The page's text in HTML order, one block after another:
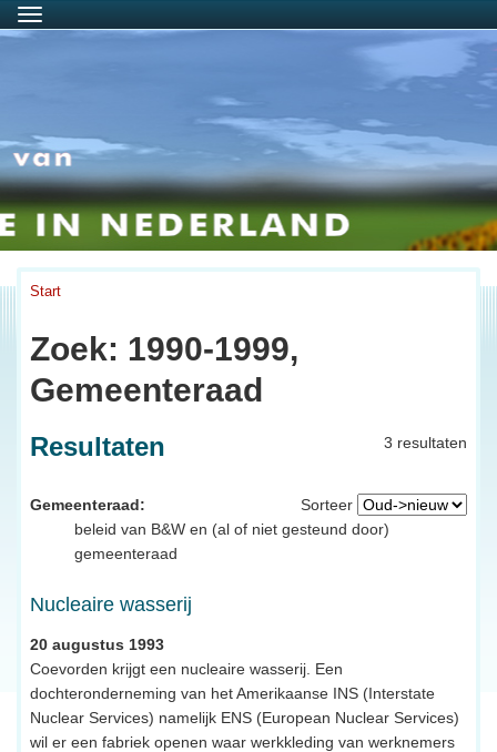
Menu
Start
Zoek: 1990-1999,
Gemeenteraad
3 resultaten
Resultaten
Sorteer
Gemeenteraad:
beleid van B&W en (al of niet gesteund door)
gemeenteraad
Nucleaire wasserij
20 augustus 1993
Coevorden krijgt een nucleaire wasserij. Een
dochteronderneming van het Amerikaanse INS (Interstate
Nuclear Services) namelijk ENS (European Nuclear Services)
wil er een fabriek openen waar werkkleding van werknemers